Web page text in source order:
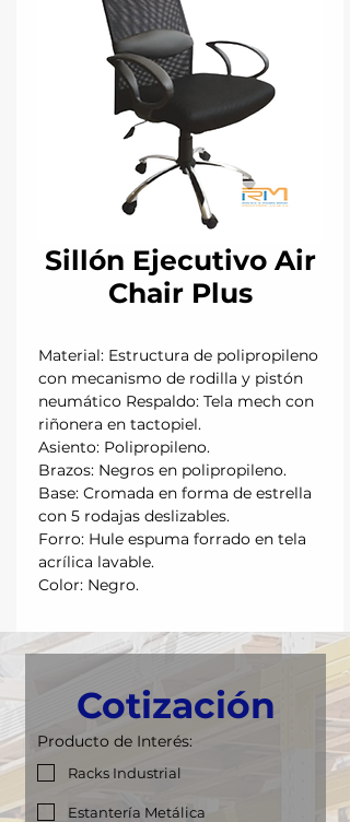
Sillón Ejecutivo Air
Chair Plus
Material: Estructura de polipropileno
con mecanismo de rodilla y pistón
neumático Respaldo: Tela mech con
riñonera en tactopiel.
Asiento: Polipropileno.
Brazos: Negros en polipropileno.
Base: Cromada en forma de estrella
con 5 rodajas deslizables.
Forro: Hule espuma forrado en tela
acrílica lavable.
Color: Negro.
Cotización
Producto de Interés:
Racks Industrial
Estantería Metálica